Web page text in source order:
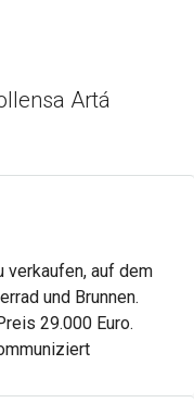
Artá
verkaufen, auf dem
und Brunnen.
29.000 Euro.